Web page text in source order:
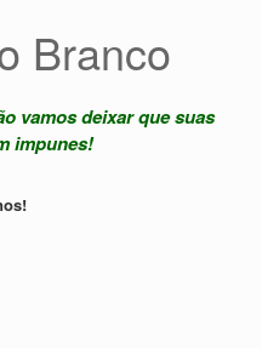
Branco
vamos deixar que suas
impunes!